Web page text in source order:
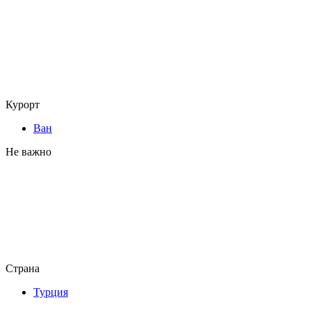
Курорт
Ван
Не важно
Страна
Турция